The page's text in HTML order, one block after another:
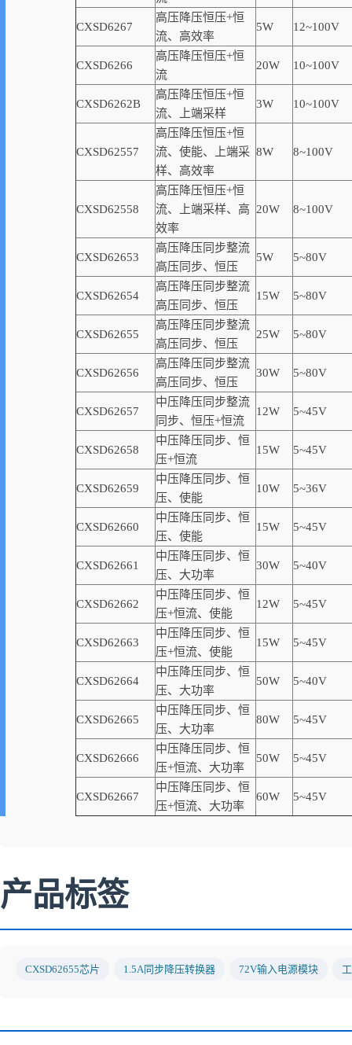
CXSD6267
高压降压恒压+恒
流、高效率
5W 12~100V
CXSD6266
高压降压恒压+恒
流
20W 10~100V
CXSD6262B
高压降压恒压+恒
流、上端采样
3W 10~100V
CXSD62557
高压降压恒压+恒
流、使能、上端采
样、高效率
8W 8~100V
CXSD62558
高压降压恒压+恒
流、上端采样、高
效率
20W 8~100V
CXSD62653
高压降压同步整流
高压同步、恒压
5W 5~80V
CXSD62654
高压降压同步整流
高压同步、恒压
15W 5~80V
CXSD62655
高压降压同步整流
高压同步、恒压
25W 5~80V
CXSD62656
高压降压同步整流
高压同步、恒压
30W 5~80V
CXSD62657
中压降压同步整流
同步、恒压+恒流
12W 5~45V
CXSD62658
中压降压同步、恒
压+恒流
15W 5~45V
CXSD62659
中压降压同步、恒
压、使能
10W 5~36V
CXSD62660
中压降压同步、恒
压、使能
15W 5~45V
CXSD62661
中压降压同步、恒
压、大功率
30W 5~40V
CXSD62662
中压降压同步、恒
压+恒流、使能
12W 5~45V
CXSD62663
中压降压同步、恒
压+恒流、使能
15W 5~45V
CXSD62664
中压降压同步、恒
压、大功率
50W 5~40V
CXSD62665
中压降压同步、恒
压、大功率
80W 5~45V
CXSD62666
中压降压同步、恒
压+恒流、大功率
50W 5~45V
CXSD62667
中压降压同步、恒
压+恒流、大功率
60W 5~45V
产品标签
CXSD62655芯片 1.5A同步降压转换器 72V输入电源模块